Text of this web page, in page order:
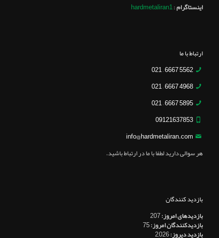
اینستاگرام:
hardmetaliran1
ارتباط با ما
5562 6667 – 021
4968 6667 – 021
5895 6667 – 021
09121637853
info@hardmetaliran.com
هر سوالی دارید لطفا با ما در ارتباط باشید.
بازدید کنندگان
بازدیدهای امروز:207
بازدیدکنندگان امروز:75
بازدید دیروز:2,026